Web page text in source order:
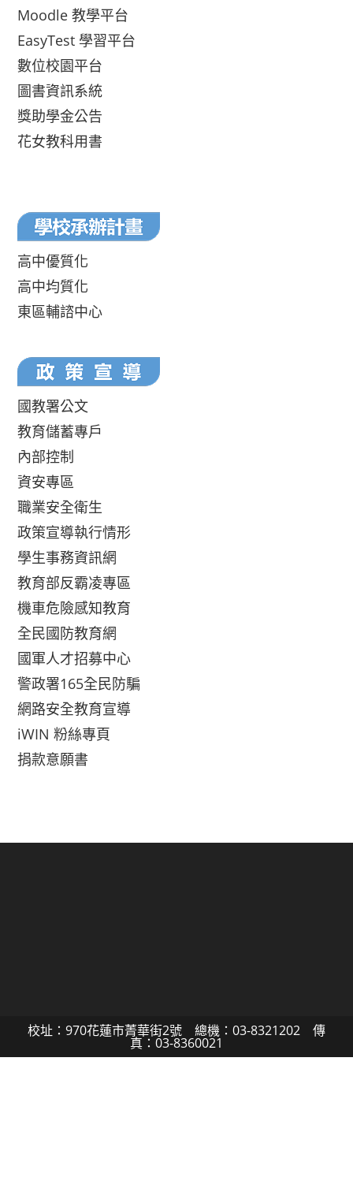
Moodle 教學平台
EasyTest 學習平台
數位校園平台
圖書資訊系統
獎助學金公告
花女教科用書
高中優質化
高中均質化
東區輔諮中心
國教署公文
教育儲蓄專戶
內部控制
資安專區
職業安全衛生
政策宣導執行情形
學生事務資訊網
教育部反霸凌專區
機車危險感知教育
全民國防教育網
國軍人才招募中心
警政署165全民防騙
網路安全教育宣導
iWIN 粉絲專頁
捐款意願書
校址：970花蓮市菁華街2號 總機：03-8321202 傳
真：03-8360021